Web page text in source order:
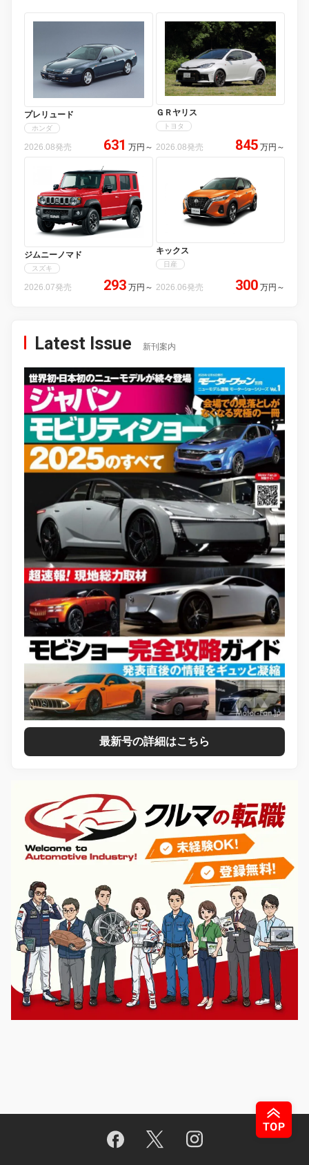
プレリュード
ホンダ
2026.08発売 631 万円 ～
ＧＲヤリス
トヨタ
2026.08発売 845 万円 ～
ジムニーノマド
スズキ
2026.07発売 293 万円 ～
キックス
日産
2026.06発売 300 万円 ～
Latest Issue 新刊案内
最新号の詳細はこちら